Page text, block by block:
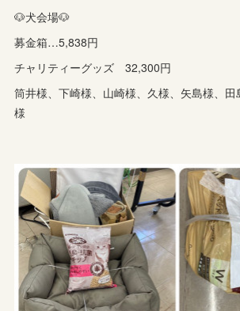
🐶犬会場🐶
募金箱…5,838円
チャリティーグッズ 32,300円
筒井様、下崎様、山崎様、久様、矢島様、
様